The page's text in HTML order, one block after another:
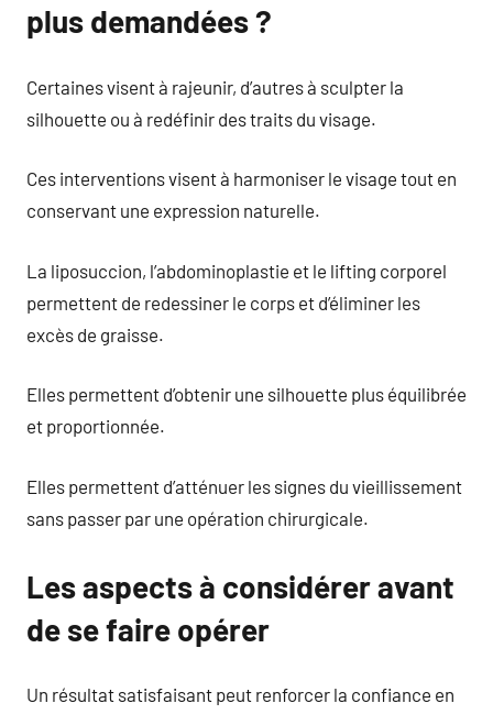
plus demandées ?
Certaines visent à rajeunir, d’autres à sculpter la
silhouette ou à redéfinir des traits du visage.
Ces interventions visent à harmoniser le visage tout en
conservant une expression naturelle.
La liposuccion, l’abdominoplastie et le lifting corporel
permettent de redessiner le corps et d’éliminer les
excès de graisse.
Elles permettent d’obtenir une silhouette plus équilibrée
et proportionnée.
Elles permettent d’atténuer les signes du vieillissement
sans passer par une opération chirurgicale.
Les aspects à considérer avant
de se faire opérer
Un résultat satisfaisant peut renforcer la confiance en